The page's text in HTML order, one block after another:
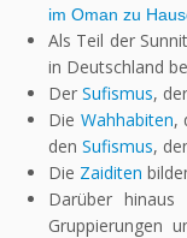
im Oman zu
Als Teil der
in Deutschland
Der Sufismus,
Die Wahhabiten,
den Sufismus,
Die Zaiditen
Darüber
Gruppierungen